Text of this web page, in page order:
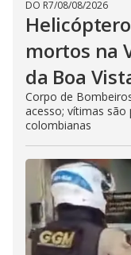
DO R7/08/08/2026
mortos na
da Boa
Corpo de
acesso; vítimas
colombianas